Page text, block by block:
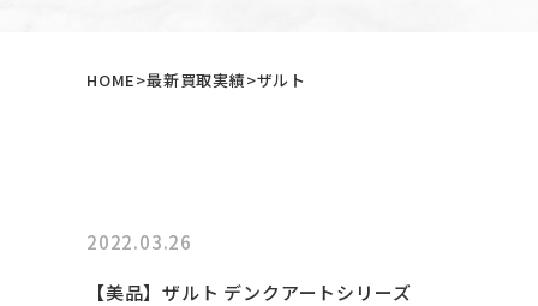
HOME 最新買取実績 ザルト
2022.03.26
【美品】ザルト デンクアートシリーズ